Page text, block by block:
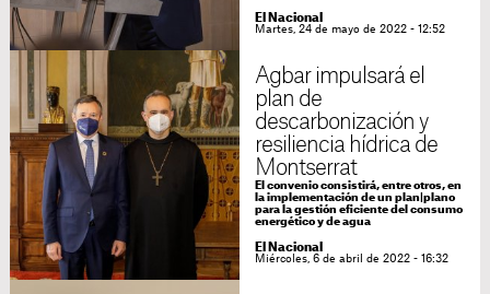
El Nacional
Martes, 24 de mayo de 2022 - 12:52
Agbar impulsará el
plan de
descarbonización y
resiliencia hídrica de
Montserrat
El convenio consistirá, entre otros, en
la implementación de un plan|plano
para la gestión eficiente del consumo
energético y de agua
El Nacional
Miércoles, 6 de abril de 2022 - 16:32